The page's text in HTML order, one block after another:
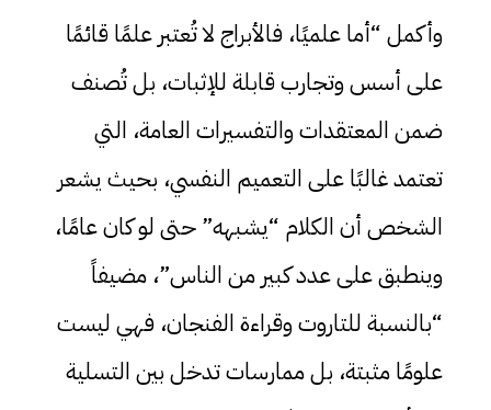
وأكمل “أما علميًا، فالأبراج لا تُعتبر علمًا قائمًا
على أسس وتجارب قابلة للإثبات، بل تُصنف
ضمن المعتقدات والتفسيرات العامة، التي
تعتمد غالبًا على التعميم النفسي، بحيث يشعر
الشخص أن الكلام “يشبهه” حتى لو كان عامًا،
وينطبق على عدد كبير من الناس”، مضيفاً
“بالنسبة للتاروت وقراءة الفنجان، فهي ليست
علومًا مثبتة، بل ممارسات تدخل بين التسلية